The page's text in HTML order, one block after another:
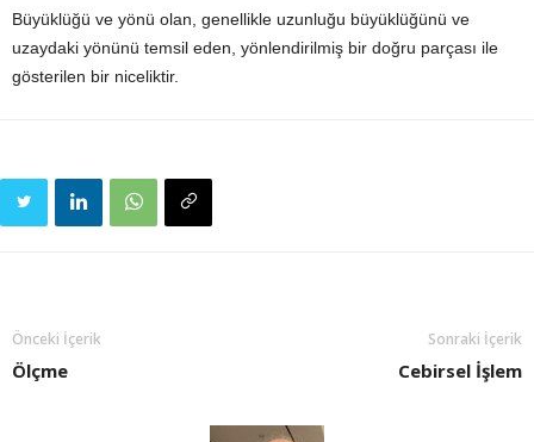
Büyüklüğü ve yönü olan, genellikle uzunluğu büyüklüğünü ve
uzaydaki yönünü temsil eden, yönlendirilmiş bir doğru parçası ile
gösterilen bir niceliktir.
Önceki İçerik
Ölçme
Sonraki İçerik
Cebirsel İşlem